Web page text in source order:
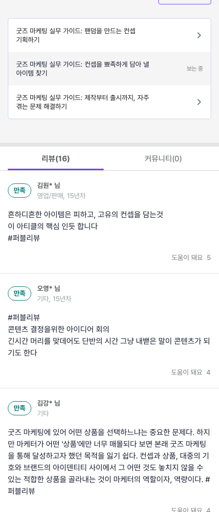
굿즈 마케팅 실무 가이드: 팬덤을 만드는 컨셉
기획하기
굿즈 마케팅 실무 가이드: 컨셉을 뾰족하게 담아 낼
아이템 찾기
보는 중
굿즈 마케팅 실무 가이드: 제작부터 출시까지, 자주
겪는 문제 해결하기
리뷰(16) 커뮤니티(0)
만족
김원* 님
영업/판매, 15년차
흔하디흔한 아이템은 피하고, 고유의 컨셉을 담는것
이 아티클의 핵심 인듯 합니다
#퍼블리뷰
도움이 돼요 5
만족
오영* 님
기타, 15년차
#퍼블리뷰
콘텐츠 결정을위한 아이디어 회의
긴시간 머리를 맞데어도 단반의 시간 그냥 내밷은 말이 콘텐츠가 되
기도 한다
도움이 돼요 4
만족
김강* 님
기타
굿즈 마케팅에 있어 어떤 상품을 선택하느냐는 중요한 문제다. 하지
만 마케터가 어떤 '상품'에만 너무 매몰되다 보면 본래 굿즈 마케팅
을 통해 달성하고자 했던 목적을 잃기 쉽다. 컨셉과 상품, 대중의 기
호와 브랜드의 아이덴티티 사이에서 그 어떤 것도 놓치지 않을 수
있는 적합한 상품을 골라내는 것이 마케터의 역할이자, 역량이다. #
퍼블리뷰